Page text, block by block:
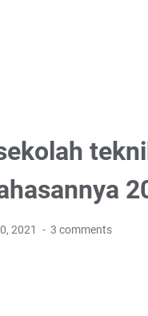
2021 3 comments